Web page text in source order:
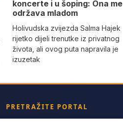
koncerte i u šoping: Ona me
održava mladom
Holivudska zvijezda Salma Hajek
rijetko dijeli trenutke iz privatnog
života, ali ovog puta napravila je
izuzetak
PRETRAŽITE PORTAL